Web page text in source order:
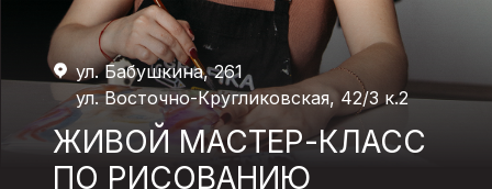
ЖИВОЙ МАСТЕР-КЛАСС
ПО РИСОВАНИЮ
ул. Бабушкина, 261
ул. Восточно-Кругликовская, 42/3 к.2